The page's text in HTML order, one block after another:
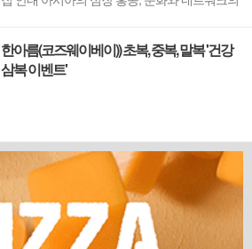
홍콩. 이 역동적인 글로벌 허브의 중심에서 한국
의 깊이 있는 문화유산과 세계적 감각을 잇는 새
한아름(코즈웨이베이)) 초복, 중복, 말복 '건강
삼복 이벤트'